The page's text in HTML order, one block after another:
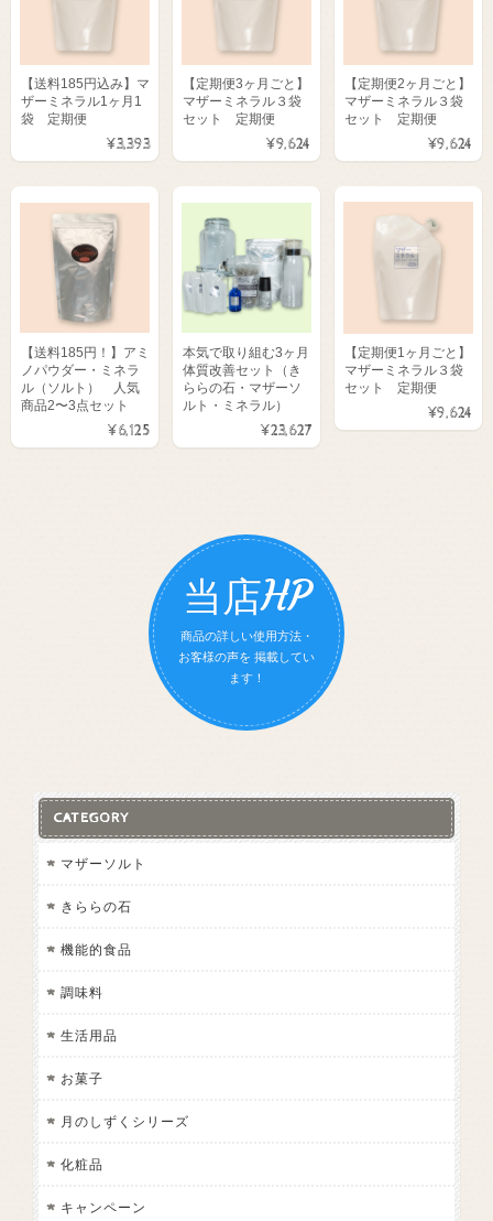
【送料185円込み】マ
ザーミネラル1ヶ月1
袋 定期便
¥3,393
【定期便3ヶ月ごと】
マザーミネラル３袋
セット 定期便
¥9,624
【定期便2ヶ月ごと】
マザーミネラル３袋
セット 定期便
¥9,624
【送料185円！】アミ
ノパウダー・ミネラ
ル（ソルト） 人気
商品2〜3点セット
¥6,125
本気で取り組む3ヶ月
体質改善セット（き
ららの石・マザーソ
ルト・ミネラル）
¥23,627
【定期便1ヶ月ごと】
マザーミネラル３袋
セット 定期便
¥9,624
当店HP
商品の詳しい使用方法・
お客様の声を 掲載してい
ます！
CATEGORY
マザーソルト
きららの石
機能的食品
調味料
生活用品
お菓子
月のしずくシリーズ
化粧品
キャンペーン